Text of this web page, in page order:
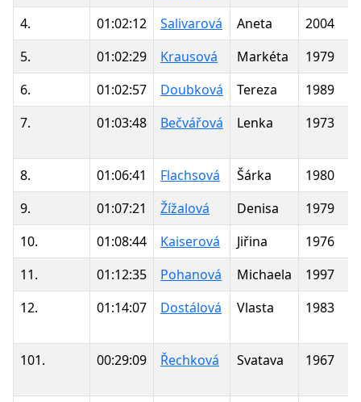
4.
01:02:12 Salivarová Aneta
2004
5.
01:02:29 Krausová Markéta
1979
6.
01:02:57 Doubková Tereza
1989
7.
01:03:48 Bečvářová Lenka 1973
8. 01:06:41 Flachsová Šárka
1980
9.
01:07:21 Žížalová Denisa
1979
10.
01:08:44 Kaiserová Jiřina
1976
11.
01:12:35 Pohanová Michaela
1997
12.
01:14:07 Dostálová Vlasta 1983
101. 00:29:09 Řechková Svatava 1967